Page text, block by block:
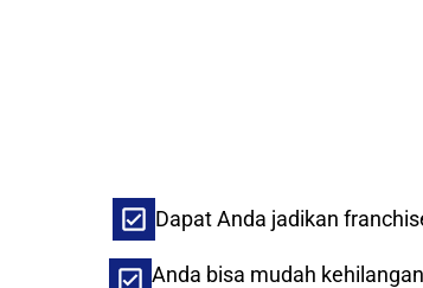
Dapat Anda jadikan
Anda bisa mudah